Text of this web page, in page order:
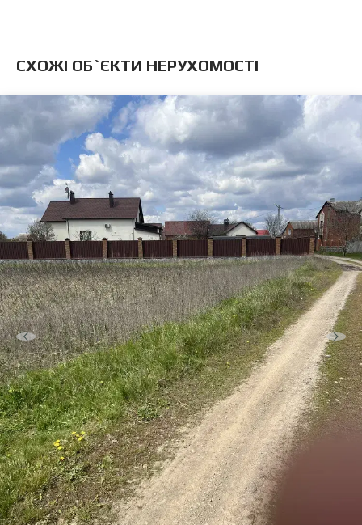
CХОЖІ ОБ`ЄКТИ НЕРУХОМОСТІ